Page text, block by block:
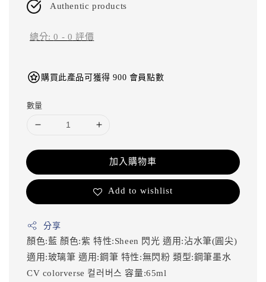
Authentic products
總分:0 - 0 評價
購買此產品可獲得 900 會員點數
數量
加入購物車
Add to wishlist
分享
顏色:藍 顏色:紫 特性:Sheen 閃光適用:沾水筆(圓尖)
適用:玻璃筆適用:鋼筆 特性:無閃粉類型:鋼筆墨水
CV colorverse 컬러버스 容量:65ml